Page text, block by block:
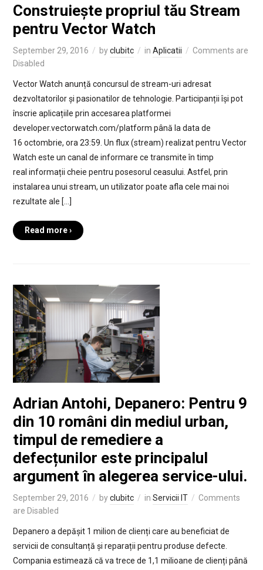
Construiește propriul tău Stream
pentru Vector Watch
September 29, 2016 byclubitc in Aplicatii
Comments are
Disabled
Vector Watch anunță concursul de stream-uri adresat
dezvoltatorilor și pasionatilor de tehnologie. Participanții își pot
înscrie aplicațiile prin accesarea platformei
developer.vectorwatch.com/platform până la data de
16 octombrie, ora 23:59. Un flux (stream) realizat pentru Vector
Watch este un canal de informare ce transmite în timp
real informații cheie pentru posesorul ceasului. Astfel, prin
instalarea unui stream, un utilizator poate afla cele mai noi
rezultate ale […]
Read more ›
Adrian Antohi, Depanero: Pentru 9
din 10 români din mediul urban,
timpul de remediere a
defecțunilor este principalul
argument în alegerea service-ului.
September 29, 2016 byclubitc in Servicii IT
Comments
are Disabled
Depanero a depășit 1 milion de clienți care au beneficiat de
servicii de consultanță și reparații pentru produse defecte.
Compania estimează că va trece de 1,1 milioane de clienți până